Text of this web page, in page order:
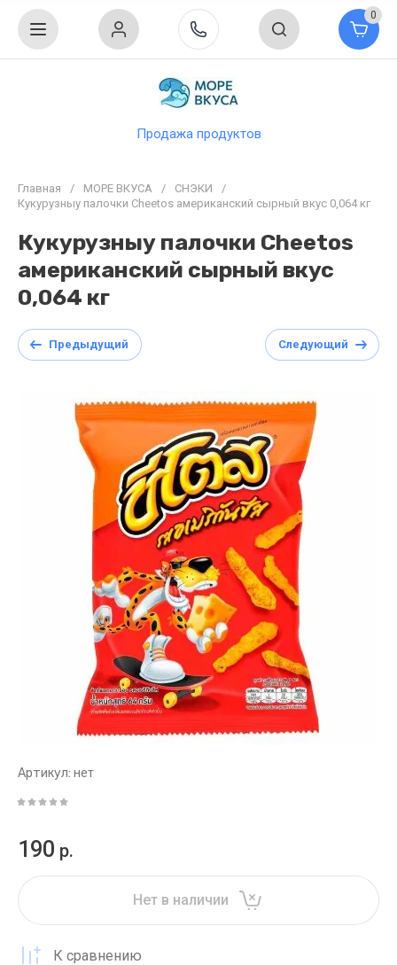
Продажа продуктов
0
Главная / МОРЕ ВКУСА / СНЭКИ
/
Кукурузныу палочки Cheetos американский сырный вкус 0,064 кг
Кукурузныу палочки Cheetos
американский сырный вкус
0,064 кг
Предыдущий Следующий
Артикул: нет
190 р.
Нет в наличии
К сравнению